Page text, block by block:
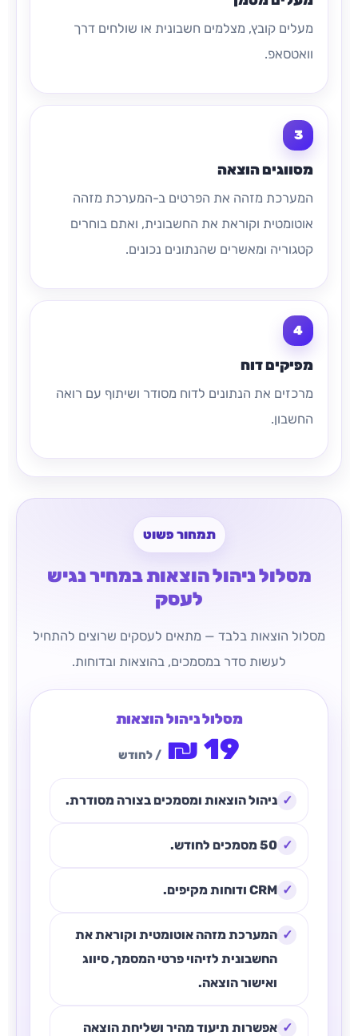
מעלים קובץ, מצלמים חשבונית או שולחים דרך
וואטסאפ.
מסווגים הוצאה
המערכת מזהה את הפרטים ב-המערכת מזהה
אוטומטית וקוראת את החשבונית, ואתם בוחרים
קטגוריה ומאשרים שהנתונים נכונים.
מפיקים דוח
מרכזים את הנתונים לדוח מסודר ושיתוף עם רואה
החשבון.
תמחור פשוט
מסלול ניהול הוצאות במחיר נגיש
לעסק
מסלול הוצאות בלבד — מתאים לעסקים שרוצים להתחיל
לעשות סדר במסמכים, בהוצאות ובדוחות.
מסלול ניהול הוצאות
19
₪ / לחודש
ניהול הוצאות ומסמכים בצורה מסודרת.
50 מסמכים לחודש.
CRM ודוחות מקיפים.
המערכת מזהה אוטומטית וקוראת את
החשבונית לזיהוי פרטי המסמך, סיווג
ואישור הוצאה.
אפשרות תיעוד מהיר ושליחת הוצאה